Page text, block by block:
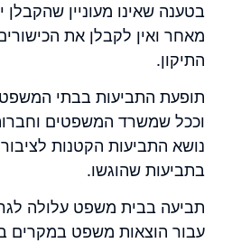
בטענה שאינו מעוניין שהקבלן
מאחר ואין לקבלן את הכישורים
התיקון.
תופעת התביעות בבתי המשפט
וככל שמשרד המשפטים וחברות
נושא התביעות הקטנות לציבור
בתביעות שהוגשו.
תביעה בבית משפט עלולה לגרום
עבור הוצאות משפט במקרים